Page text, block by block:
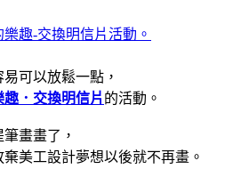
趣-交換明信片活動。
可以放鬆一點，
．交換明信片 的活動。
畫畫了，
美工設計夢想以後就不再畫。